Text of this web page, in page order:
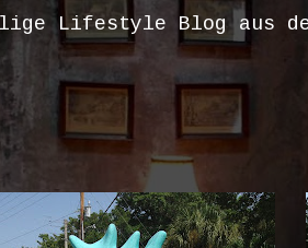
Lifestyle Blog aus